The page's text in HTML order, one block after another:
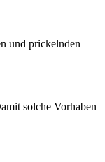
und prickelnden
solche Vorhaben